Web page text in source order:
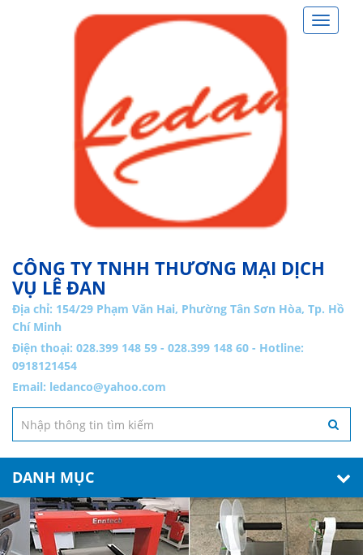
Toggle
CÔNG TY TNHH THƯƠNG MẠI DỊCH
VỤ LÊ ĐAN
Địa chỉ: 154/29 Phạm Văn Hai, Phường Tân Sơn Hòa, Tp. Hồ
Chí Minh
Điện thoại: 028.399 148 59 - 028.399 148 60 - Hotline:
0918121454
Email: ledanco@yahoo.com
DANH MỤC